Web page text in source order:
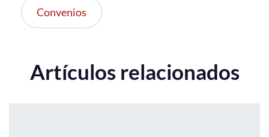
Convenios
Artículos relacionados